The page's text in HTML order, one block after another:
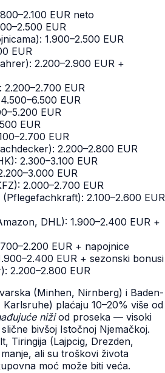
EUR neto
EUR
1.900–2.500 EUR
EUR
2.200–2.900 EUR +
2.200–2.700 EUR
EUR
EUR
EUR
EUR
2.200–2.800 EUR
2.300–3.100 EUR
EUR
2.000–2.700 EUR
2.100–2.600 EUR
DHL): 1.900–2.400 EUR +
EUR + napojnice
EUR + sezonski bonusi
2.200–2.800 EUR
(Minhen, Nirnberg) i Baden-
plaćaju 10–20% više od
nižiod proseka — visoki
bivšoj Istočnoj Njemačkoj.
Tiringija (Lajpcig, Drezden,
ali su troškovi života
moć može biti veća.